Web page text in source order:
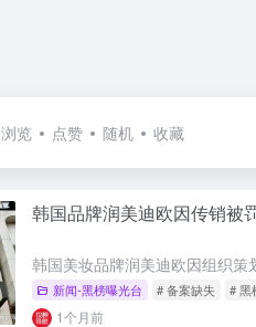
浏览 点赞 随机 收藏
韩国品牌润美迪欧因传销被
新闻-黑榜曝光台 # 备案缺失 # 黑
1个月前